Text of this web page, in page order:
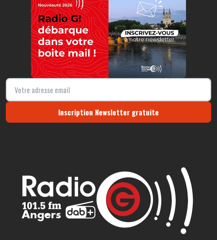
Inscription Newsletter gratuite